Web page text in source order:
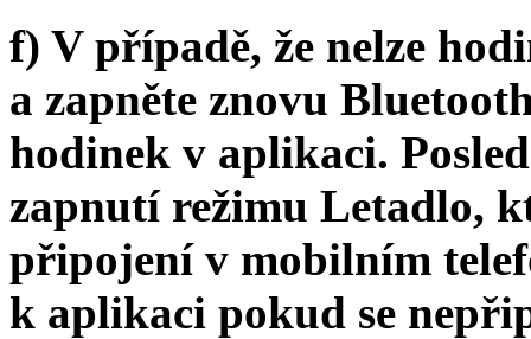
f) V případě, že nelze
a zapněte znovu
hodinek v aplikaci.
zapnutí režimu Letadlo,
připojení v mobilním
k aplikaci pokud se